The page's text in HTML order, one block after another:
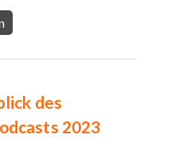
des
2023